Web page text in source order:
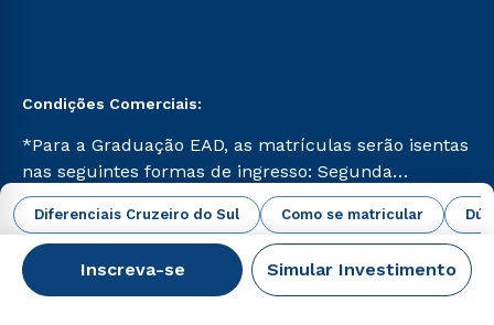
Diferenciais Cruzeiro do Sul Como se matricular
Inscreva-se Simular Investimento
Condições Comerciais:
*Para a Graduação EAD, as matrículas serão isentas
nas seguintes formas de ingresso: Segunda
Graduação, Segunda Graduação 2.0 e Transferência.
Já para as demais, a taxa de matrícula será de R$
49. *Para a Pós-graduação EAD, as ofertas
mencionadas são referentes aos cursos: Ensino
Religioso, Geografia para a Docência e Metodologia
abrir todas as condições vigentes
Campus Virtual Cruzeiro do Sul Educacional © 2026 -